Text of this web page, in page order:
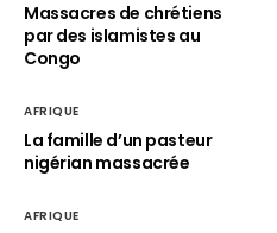
Massacres de chrétiens
par des islamistes au
Congo
AFRIQUE
La famille d’un pasteur
nigérian massacrée
AFRIQUE